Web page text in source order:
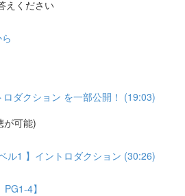
えください
ダクション を一部公開！ (19:03)
が可能)
ル1 】イントロダクション (30:26)
PG1-4】